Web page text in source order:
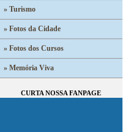
» Turismo
» Fotos da Cidade
» Fotos dos Cursos
» Memória Viva
CURTA NOSSA FANPAGE